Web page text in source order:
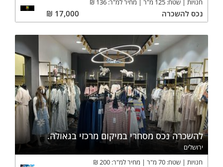
חנויות
שטח: 125 מ"ר מחיר למ"ר: 136
₪
נכס להשכרה 17,000
₪
להשכרה נכס מסחרי במיקום מרכזי בגאולה.
ירושלים
חנויות
שטח: 70 מ"ר מחיר למ"ר: 200
₪